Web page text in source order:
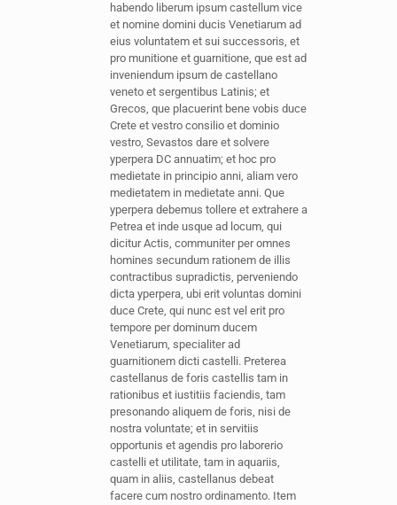
habendo liberum ipsum castellum vice
et nomine domini ducis Venetiarum ad
eius voluntatem et sui successoris, et
pro munitione et guarnitione, que est ad
inveniendum ipsum de castellano
veneto et sergentibus Latinis; et
Grecos, que placuerint bene vobis duce
Crete et vestro consilio et dominio
vestro, Sevastos dare et solvere
yperpera DC annuatim; et hoc pro
medietate in principio anni, aliam vero
medietatem in medietate anni. Que
yperpera debemus tollere et extrahere a
Petrea et inde usque ad locum, qui
dicitur Actis, communiter per omnes
homines secundum rationem de illis
contractibus supradictis, perveniendo
dicta yperpera, ubi erit voluntas domini
duce Crete, qui nunc est vel erit pro
tempore per dominum ducem
Venetiarum, specialiter ad
guarnitionem dicti castelli. Preterea
castellanus de foris castellis tam in
rationibus et iustitiis faciendis, tam
presonando aliquem de foris, nisi de
nostra voluntate; et in servitiis
opportunis et agendis pro laborerio
castelli et utilitate, tam in aquariis,
quam in aliis, castellanus debeat
facere cum nostro ordinamento. Item